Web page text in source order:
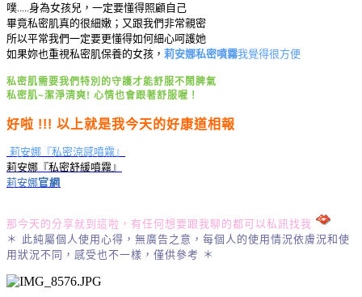
噗.....身為女孩兒，一定要懂得照顧自己
畢竟私密肌真的很細嫩；又跟我們非常親密
所以平常我們一定要更懂得如何細心呵護她
如果妳也重視私密肌保養的女孩， 莉安娜私密噴霧我覺得很方便
私密肌需要我們特別的守護才能舒服不鬧脾氣
私密肌~潔淨清爽! 心情也會跟著舒服喔！
好啦 !!! 以上就是我今天的好康道相報
莉安娜『私密涼感噴霧』
莉安娜『私密舒緩噴霧』
莉安娜官網
那今天的分享就到這啦， 有任何想要跟我聊的都可以私訊找我
＊ 此純屬個人使用心得，無廣告之意，每個人的使用情況依膚況和使
用狀況不同，感受也不一樣，僅供參考 ＊